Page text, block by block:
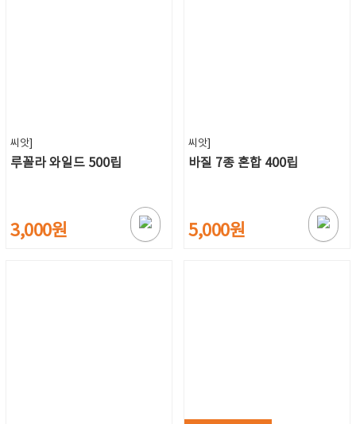
씨앗]
루꼴라 와일드 500립
3,000원
씨앗]
바질 7종 혼합 400립
5,000원